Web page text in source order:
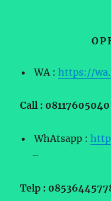
WA :https://
Call : 08117605040
WhAtsapp :
–
Telp :